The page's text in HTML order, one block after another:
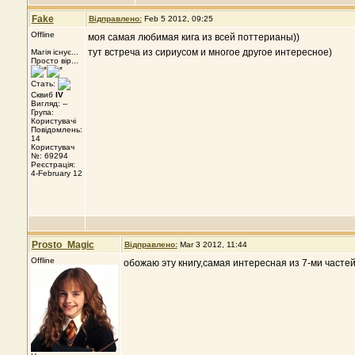
Fake Відправлено: Feb 5 2012, 09:25
Offline
Магія існує...
Просто вір...
Стать:
Сквиб IV
Вигляд: --
Група:
Користувачі
Повідомлень:
14
Користувач
№: 69294
Реєстрація:
4-February 12
моя самая любимая кига из всей поттерианы))
тут встреча из сириусом и многое другое интересное)
Prosto_Magic Відправлено: Mar 3 2012, 11:44
Offline
обожаю эту книгу,самая интересная из 7-ми